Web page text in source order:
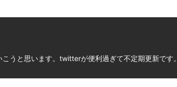
うと思います。twitterが便利過ぎて不定期更新です。